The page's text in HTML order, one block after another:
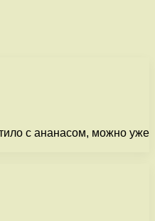
с ананасом, можно уже